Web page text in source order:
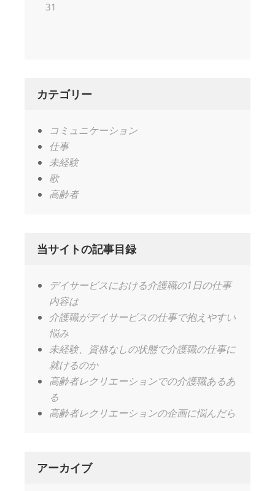
31
カテゴリー
コミュニケーション
仕事
未経験
歌
高齢者
当サイトの記事目録
デイサービスにおける介護職の1日の仕事
内容は
介護職がデイサービスの仕事で抱えやすい
悩み
未経験、資格なしの状態で介護職の仕事に
就けるのか
高齢者レクリエーションでの介護職あるあ
る
高齢者レクリエーションの企画に悩んだら
アーカイブ